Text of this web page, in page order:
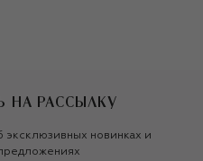
НА РАССЫЛКУ
эксклюзивных новинках и